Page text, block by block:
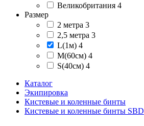
Великобритания 4
Размер
2 метра 3
2,5 метра 3
L(1м) 4
M(60см) 4
S(40см) 4
Каталог
Экипировка
Кистевые и коленные бинты
Кистевые и коленные бинты SBD